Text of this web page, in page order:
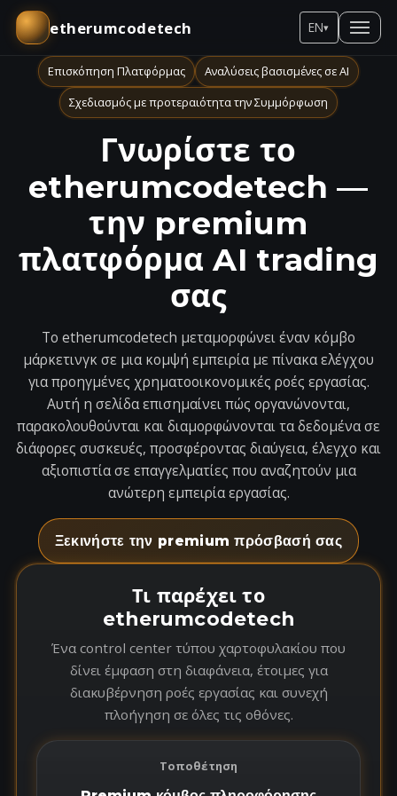
etherumcodetech EN▾
Επισκόπηση Πλατφόρμας
Αναλύσεις βασισμένες σε AI
Σχεδιασμός με προτεραιότητα την Συμμόρφωση
Γνωρίστε το
etherumcodetech —
την premium
πλατφόρμα AI trading
σας
Το etherumcodetech μεταμορφώνει έναν κόμβο
μάρκετινγκ σε μια κομψή εμπειρία με πίνακα ελέγχου
για προηγμένες χρηματοοικονομικές ροές εργασίας.
Αυτή η σελίδα επισημαίνει πώς οργανώνονται,
παρακολουθούνται και διαμορφώνονται τα δεδομένα σε
διάφορες συσκευές, προσφέροντας διαύγεια, έλεγχο και
αξιοπιστία σε επαγγελματίες που αναζητούν μια
ανώτερη εμπειρία εργασίας.
Ξεκινήστε την premium πρόσβασή σας
Τι παρέχει το
etherumcodetech
Ένα control center τύπου χαρτοφυλακίου που
δίνει έμφαση στη διαφάνεια, έτοιμες για
διακυβέρνηση ροές εργασίας και συνεχή
πλοήγηση σε όλες τις οθόνες.
Τοποθέτηση